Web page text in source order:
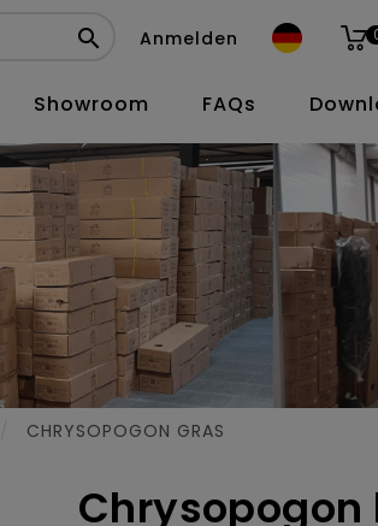
 Anmelden
Showroom FAQs
CHRYSOPOGON GRAS